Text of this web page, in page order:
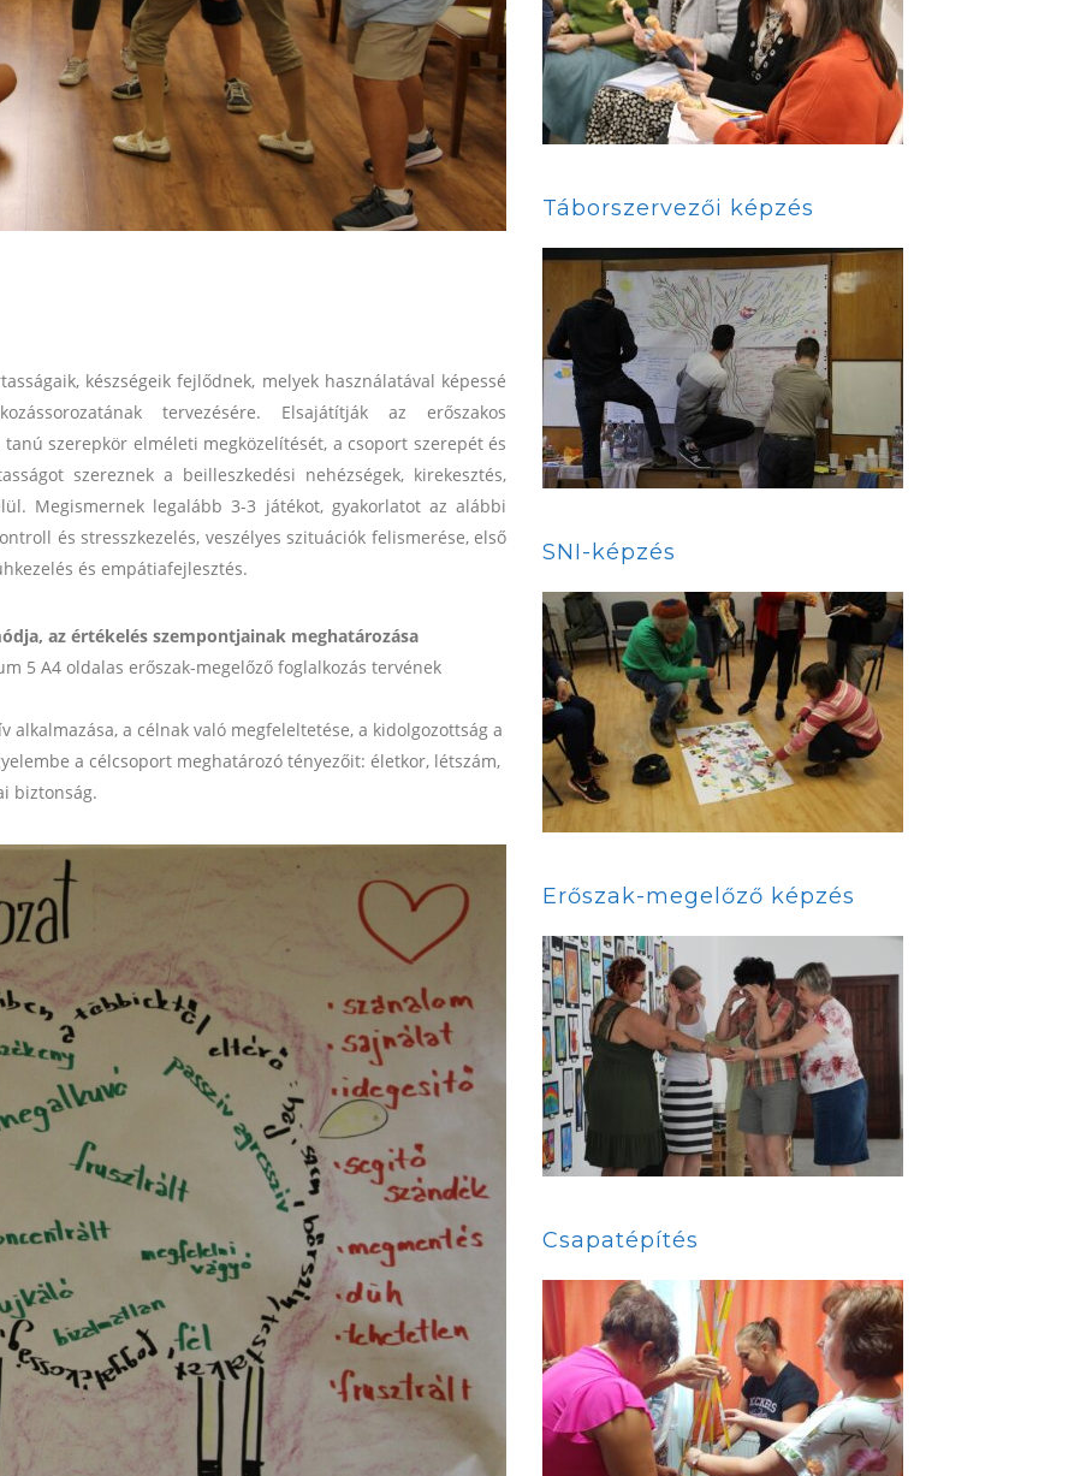
készségeik fejlődnek, melyek használatával képessé
tervezésére. Elsajátítják az erőszakos
szerepkör elméleti megközelítését, a csoport szerepét és
szereznek a beilleszkedési nehézségek, kirekesztés,
Megismernek legalább 3-3 játékot, gyakorlatot az alábbi
és stresszkezelés, veszélyes szituációk felismerése, első
és empátiafejlesztés.
az értékelés szempontjainak meghatározása
5 A4 oldalas erőszak-megelőző foglalkozás tervének
a célnak való megfeleltetése, a kidolgozottság a
a célcsoport meghatározó tényezőit: életkor, létszám,
biztonság.
Táborszervezői képzés
SNI-képzés
Erőszak-megelőző képzés
Csapatépítés